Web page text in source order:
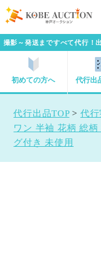
撮影～発送まですべて代行！
初めての方へ 代行出
代行出品TOP> 代行
ワン 半袖 花柄 総
グ付き 未使用